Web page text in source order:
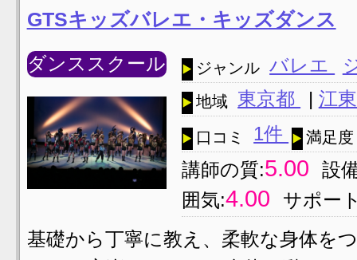
GTSキッズバレエ・キッズダンス
ダンススクール ジャンル バレエ
地域 東京都 | 江
口コミ 1件 満足度
講師の質:5.00
設
囲気:4.00
サポー
基礎から丁寧に教え、柔軟な身体を